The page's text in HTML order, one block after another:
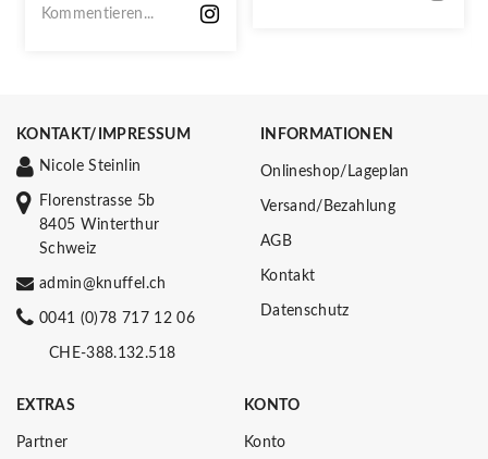
Kommentieren...
KONTAKT/IMPRESSUM
Nicole Steinlin
Florenstrasse 5b
8405 Winterthur
Schweiz
admin@knuffel.ch
0041 (0)78 717 12 06
CHE-388.132.518
INFORMATIONEN
Onlineshop/Lageplan
Versand/Bezahlung
AGB
Kontakt
Datenschutz
EXTRAS
Partner
KONTO
Konto